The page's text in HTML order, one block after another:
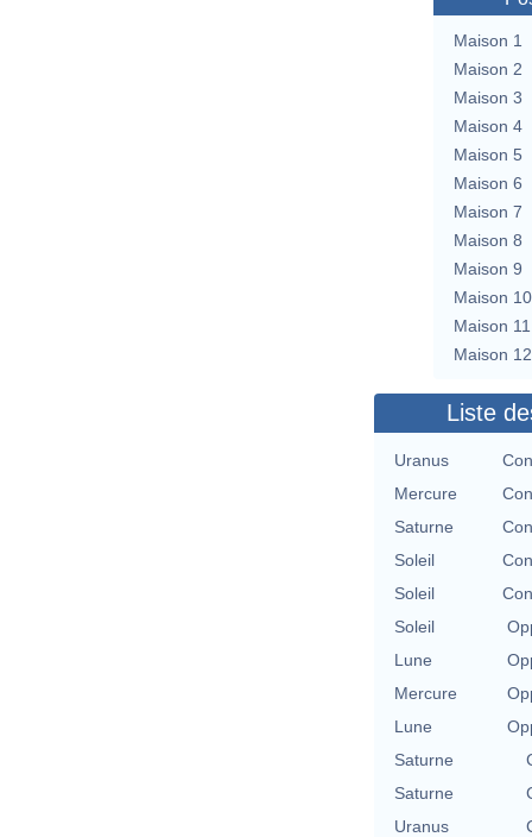
Maison 1
Maison 2
Maison 3
Maison 4
Maison 5
Maison 6
Maison 7
Maison 8
Maison 9
Maison 10
Maison 11
Maison 12
Liste
Uranus
Mercure
Saturne
Soleil
Soleil
Soleil
Lune
Mercure
Lune
Saturne
Saturne
Uranus